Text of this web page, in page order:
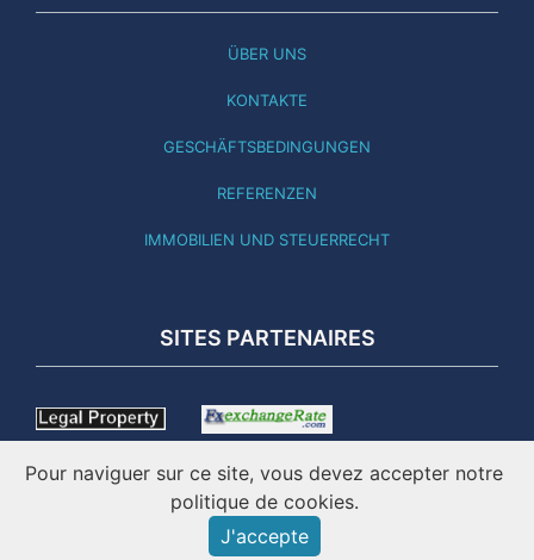
ÜBER UNS
KONTAKTE
GESCHÄFTSBEDINGUNGEN
REFERENZEN
IMMOBILIEN UND STEUERRECHT
SITES PARTENAIRES
DIESE SEITE WURDE AKTUALISIERT 02.08.26 - ONLINE SEIT
2001 - IMATICO – IMMOBILIEN PORTUGAL ©
Pour naviguer sur ce site, vous devez accepter notre
politique de cookies.
J'accepte